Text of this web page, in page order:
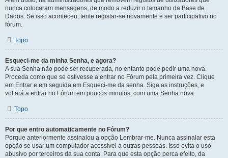
nunca colocaram mensagens, de modo a reduzir o tamanho da Base de
Dados. Se isso aconteceu, tente registar-se novamente e ser participativo no
fórum.
Topo
Esqueci-me da minha Senha, e agora?
A sua Senha não pode ser recuperada, no entanto pode pedir uma nova.
Proceda como que se estivesse a entrar no Fórum pela primeira vez. Clique
em Entrar e em seguida em Esqueci-me da senha. Siga as instruções, e
voltará a entrar no Fórum em poucos minutos, com uma Senha nova.
Topo
Por que entro automaticamente no Fórum?
Porque anteriormente assinalou a opção Lembrar-me. Nunca assinalar esta
opção se usar um computador acessível a outras pessoas. Isso evita o uso
abusivo por terceiros da sua conta. Para que esta opção perca efeito, da